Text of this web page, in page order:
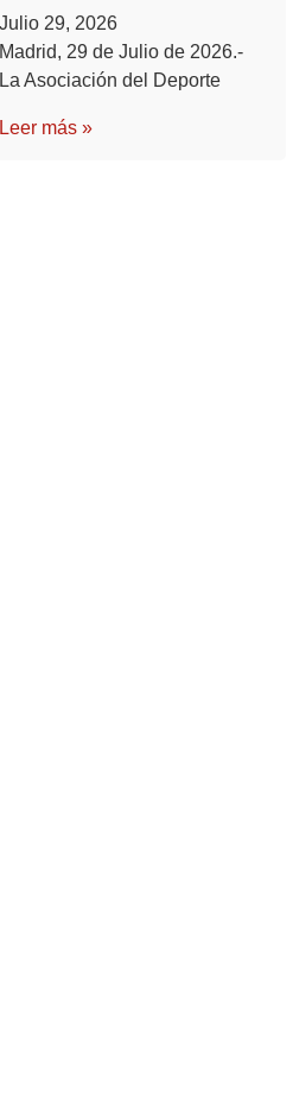
Julio 29, 2026
Madrid, 29 de Julio de 2026.-
La Asociación del Deporte
Leer más »